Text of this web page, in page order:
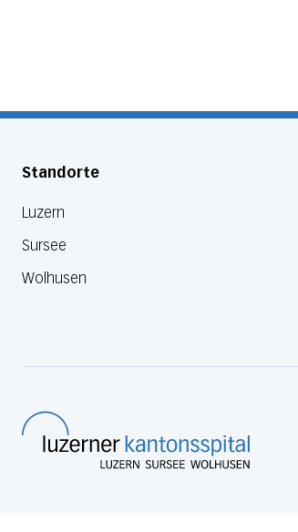
Standorte
Luzern
Sursee
Wolhusen